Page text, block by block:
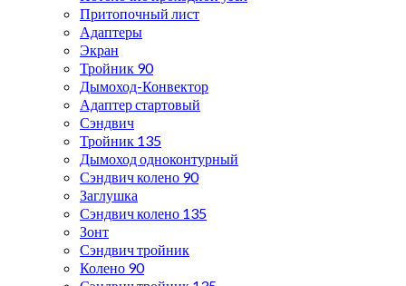
Притопочный лист
Адаптеры
Экран
Тройник 90
Дымоход-Конвектор
Адаптер стартовый
Сэндвич
Тройник 135
Дымоход одноконтурный
Сэндвич колено 90
Заглушка
Сэндвич колено 135
Зонт
Сэндвич тройник
Колено 90